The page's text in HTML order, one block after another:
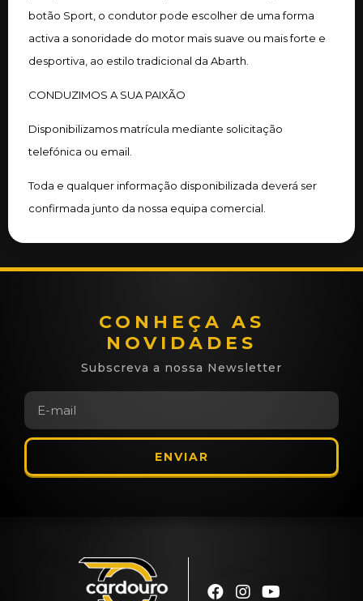
botão Sport, o condutor pode escolher de uma forma
activa a sonoridade do motor mais suave ou mais forte e
desportiva, ao estilo tradicional da Abarth.
CONDUZIMOS A SUA PAIXÃO
Disponibilizamos matrícula mediante solicitação
telefónica ou email.
Toda e qualquer informação disponibilizada deverá ser
confirmada junto da nossa equipa comercial.
CONHEÇA AS
NOVIDADES
Subscreva a nossa Newsletter
ENVIAR